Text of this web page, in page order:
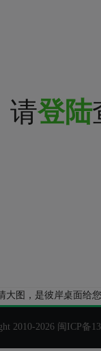
请登陆
大图，是彼岸桌面
2010-2026 闽ICP备